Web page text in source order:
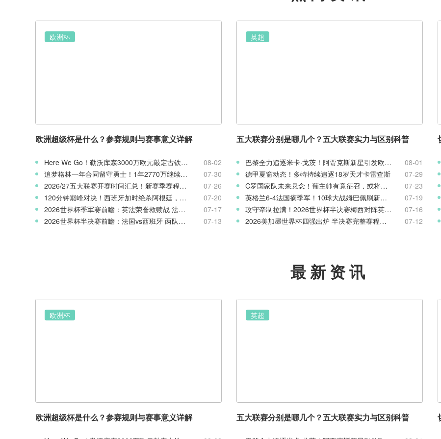
欧洲杯
欧洲超级杯是什么？参赛规则与赛事意义详解
Here We Go！勒沃库森3000万欧元敲定古铁雷斯，寻找格里马尔多继任者
08-02
追梦格林一年合同留守勇士！1年2770万继续搭档库里
07-30
2026/27五大联赛开赛时间汇总！新赛季赛程官宣
07-26
120分钟巅峰对决！西班牙加时绝杀阿根廷，斩获2026世界杯冠军
07-20
2026世界杯季军赛前瞻：英法荣誉救赎战 法国对阵英格兰
07-17
2026世界杯半决赛前瞻：法国vs西班牙 两队战术实力全面解析
07-13
英超
五大联赛分别是哪几个？五大联赛实力与区别科普
巴黎全力追逐米卡·戈茨！阿贾克斯新星引发欧冠豪门争夺
08-01
德甲夏窗动态！多特持续追逐18岁天才卡雷查斯
07-29
C罗国家队未来悬念！葡主帅有意征召，或将出战欧国联
07-23
英格兰6-4法国摘季军！10球大战姆巴佩刷新世界杯纪录
07-19
攻守牵制拉满！2026世界杯半决赛梅西对阵英格兰客观表现复盘
07-16
2026美加墨世界杯四强出炉 半决赛完整赛程与八强赛盘点
07-12
最新资讯
欧洲杯
欧洲超级杯是什么？参赛规则与赛事意义详解
英超
五大联赛分别是哪几个？五大联赛实力与区别科普